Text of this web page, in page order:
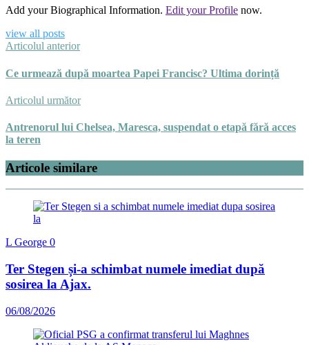
Add your Biographical Information. Edit your Profile now.
view all posts
Articolul anterior
Ce urmează după moartea Papei Francisc? Ultima dorință
Articolul următor
Antrenorul lui Chelsea, Maresca, suspendat o etapă fără acces
la teren
Articole similare
L George 0
Ter Stegen și-a schimbat numele imediat după
sosirea la Ajax.
06/08/2026